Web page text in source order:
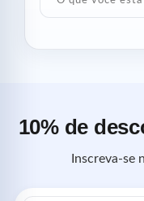
10% de
Inscreva-se